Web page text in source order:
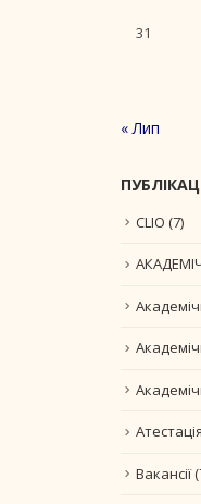
31
« Лип
CLIO (7)
Вакансії